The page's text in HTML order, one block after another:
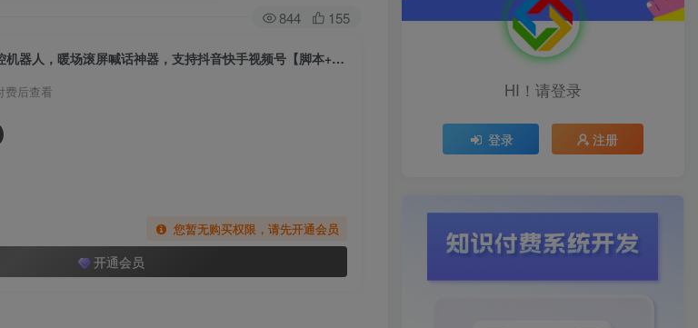
844 155
（5153期）直播间场控机器人，暖场滚屏喊话神器，支持抖音快手视频号【脚本+教程】
费后查看
您暂无购买权限，请先开通会员
开通会员
HI！请登录
登录 注册